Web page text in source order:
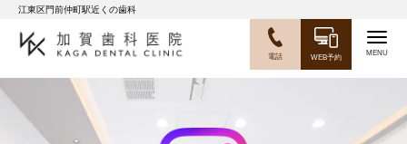
江東区門前仲町駅近くの歯科
WEB予約
電話